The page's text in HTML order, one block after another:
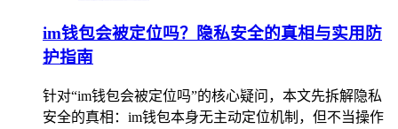
im钱包会被定位吗？隐私安全的真相与实用防
护指南
针对“im钱包会被定位吗”的核心疑问，本文先拆解隐私
安全的真相：im钱包本身无主动定位机制，但不当操作